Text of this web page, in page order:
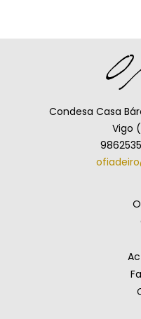
Condesa Casa
Vigo